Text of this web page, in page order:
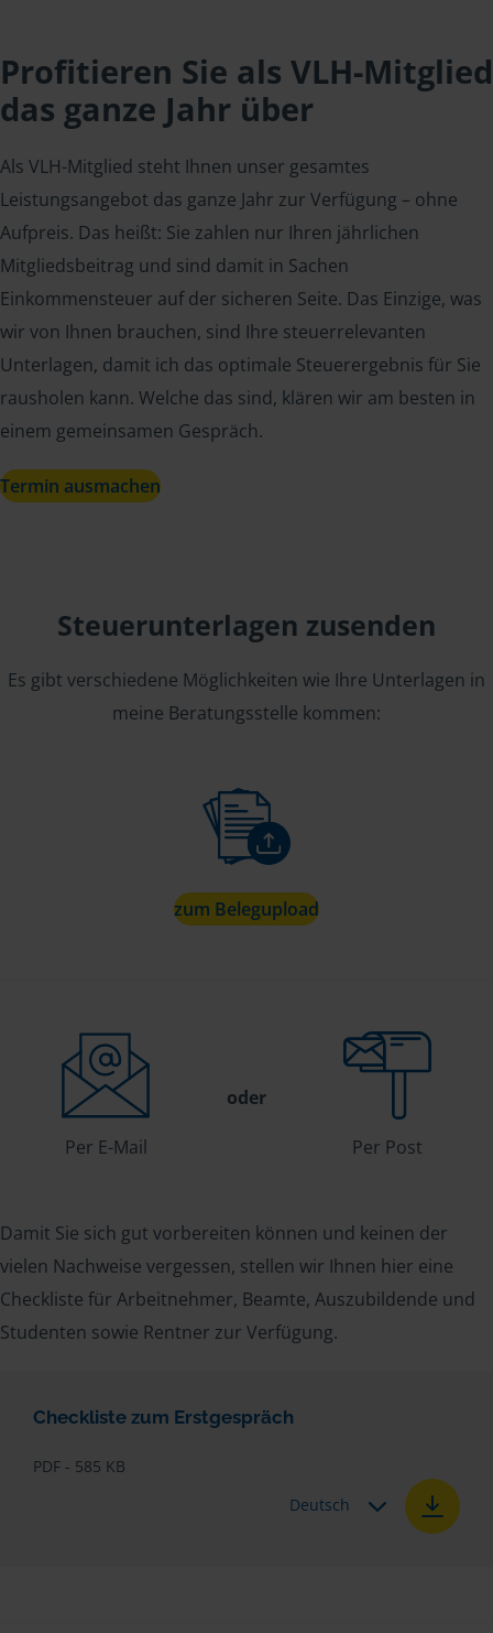
Profitieren Sie als VLH-Mitglied
das ganze Jahr über
Als VLH-Mitglied steht Ihnen unser gesamtes
Leistungsangebot das ganze Jahr zur Verfügung – ohne
Aufpreis. Das heißt: Sie zahlen nur Ihren jährlichen
Mitgliedsbeitrag und sind damit in Sachen
Einkommensteuer auf der sicheren Seite. Das Einzige, was
wir von Ihnen brauchen, sind Ihre steuerrelevanten
Unterlagen, damit ich das optimale Steuerergebnis für Sie
rausholen kann. Welche das sind, klären wir am besten in
einem gemeinsamen Gespräch.
Termin ausmachen
Steuerunterlagen zusenden
Es gibt verschiedene Möglichkeiten wie Ihre Unterlagen in
meine Beratungsstelle kommen:
zum Belegupload
Per E-Mail
oder
Per Post
Damit Sie sich gut vorbereiten können und keinen der
vielen Nachweise vergessen, stellen wir Ihnen hier eine
Checkliste für Arbeitnehmer, Beamte, Auszubildende und
Studenten sowie Rentner zur Verfügung.
Checkliste zum Erstgespräch
PDF - 585 KB
Deutsch